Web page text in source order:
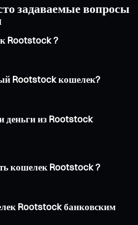
задаваемые вопросы
Rootstock ?
Rootstock кошелек?
деньги из Rootstock
кошелек Rootstock ?
Rootstock банковским